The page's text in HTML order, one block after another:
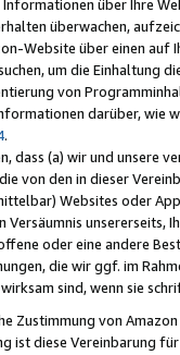
über Ihre
überwachen,
Website über einen
um die Einhaltung
von
darüber, wie
.
dass (a) wir und
von den in dieser
Websites oder
unsererseits,
oder eine andere
die wir ggf. im
sind, wenn sie
Zustimmung von
ist diese Vereinbarung